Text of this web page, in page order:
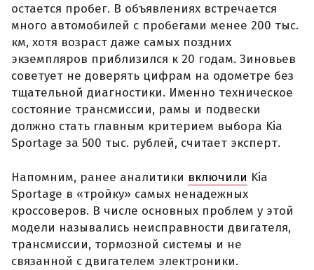
остается пробег. В объявлениях встречается
много автомобилей с пробегами менее 200 тыс.
км, хотя возраст даже самых поздних
экземпляров приблизился к 20 годам. Зиновьев
советует не доверять цифрам на одометре без
тщательной диагностики. Именно техническое
состояние трансмиссии, рамы и подвески
должно стать главным критерием выбора Kia
Sportage за 500 тыс. рублей, считает эксперт.
Напомним, ранее аналитики включили Kia
Sportage в «тройку» самых ненадежных
кроссоверов. В числе основных проблем у этой
модели назывались неисправности двигателя,
трансмиссии, тормозной системы и не
связанной с двигателем электроники.